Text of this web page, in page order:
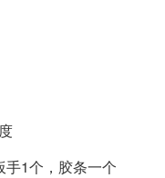
1个，胶条一个